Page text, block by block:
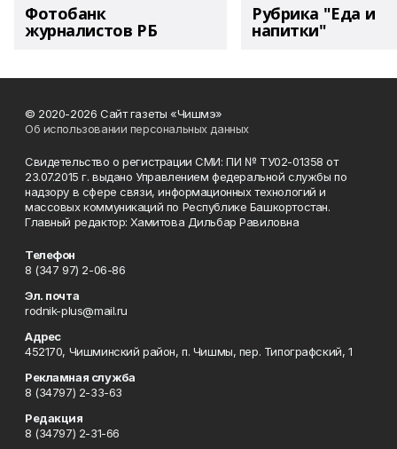
Фотобанк
журналистов РБ
Рубрика "Еда и
напитки"
© 2020-2026 Сайт газеты «Чишмэ»
Об использовании персональных данных
Свидетельство о регистрации СМИ: ПИ № ТУ02-01358 от
23.07.2015 г. выдано Управлением федеральной службы по
надзору в сфере связи, информационных технологий и
массовых коммуникаций по Республике Башкортостан.
Главный редактор: Хамитова Дильбар Равиловна
Телефон
8 (347 97) 2-06-86
Эл. почта
rodnik-plus@mail.ru
Адрес
452170, Чишминский район, п. Чишмы, пер. Типографский, 1
Рекламная служба
8 (34797) 2-33-63
Редакция
8 (34797) 2-31-66